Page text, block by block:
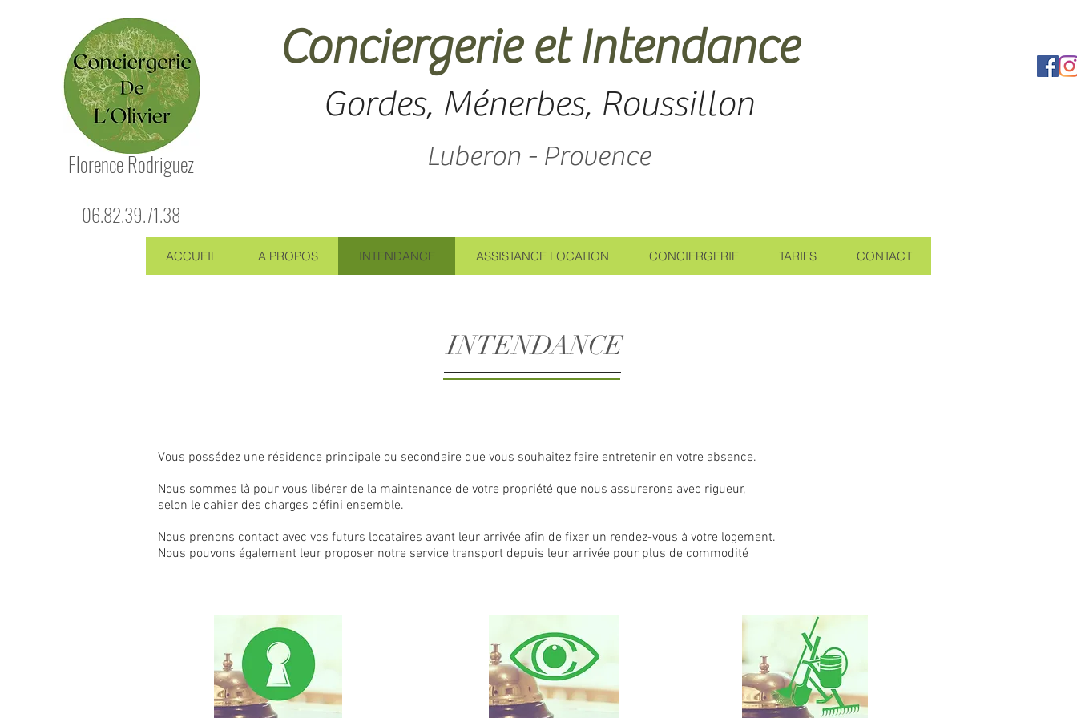
Conciergerie et Intendance
Gordes, Ménerbes, Roussillon
Florence Rodriguez Luberon - Provence
06.82.39.71.38
ACCUEIL A PROPOS INTENDANCE ASSISTANCE LOCATION CONCIERGERIE TARIFS CONTACT
INTENDANCE
Vous possédez une résidence principale ou secondaire que vous souhaitez faire entretenir en votre absence.
Nous sommes là pour vous libérer de la maintenance de votre propriété que nous assurerons avec rigueur,
selon le cahier des charges défini ensemble.
Nous prenons contact avec vos futurs locataires avant leur arrivée afin de fixer un rendez-vous à votre logement.
Nous pouvons également leur proposer notre service transport depuis leur arrivée pour plus de commodité